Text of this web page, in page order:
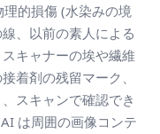
的損傷 (水染みの境
、以前の素人による
キャナーの埃や繊維
着剤の残留マーク、
スキャンで確認でき
は周囲の画像コンテ